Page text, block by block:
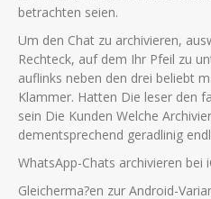
betrachten seien.
Um den Chat zu archivieren,
Rechteck, auf dem Ihr Pfeil zu
auflinks neben den drei beliebt
Klammer. Hatten Die leser den
sein Die Kunden Welche
dementsprechend geradlinig
WhatsApp-Chats archivieren bei
Gleicherma?en zur Android-